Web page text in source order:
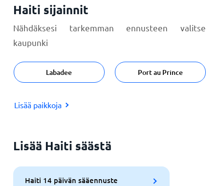
Haiti sijainnit
Nähdäksesi tarkemman ennusteen valitse
kaupunki
Labadee Port au Prince
Lisää paikkoja
Lisää Haiti säästä
Haiti 14 päivän sääennuste